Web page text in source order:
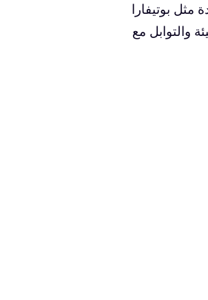
مثل بوتيفارا
والتوابل مع